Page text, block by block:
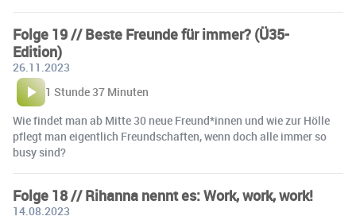
Folge 19 // Beste Freunde für immer? (Ü35-
Edition)
26.11.2023
1 Stunde 37 Minuten
Wie findet man ab Mitte 30 neue Freund*innen und wie zur Hölle
pflegt man eigentlich Freundschaften, wenn doch alle immer so
busy sind?
Folge 18 // Rihanna nennt es: Work, work, work!
14.08.2023